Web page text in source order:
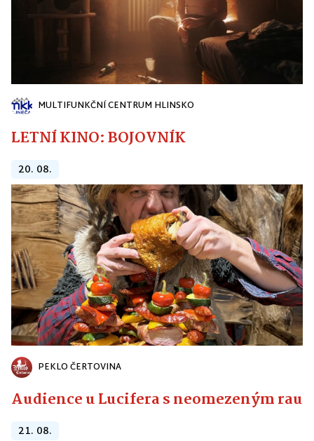
MULTIFUNKČNÍ CENTRUM HLINSKO
LETNÍ KINO: BOJOVNÍK
20. 08.
PEKLO ČERTOVINA
Audience u Lucifera s neomezeným
21. 08.